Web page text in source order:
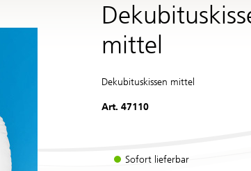
mittel
Dekubituskissen mittel
Art. 47110
Sofort lieferbar